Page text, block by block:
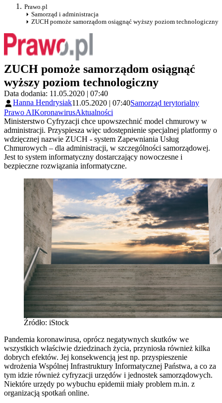
Prawo.pl
Samorząd i administracja
ZUCH pomoże samorządom osiągnąć wyższy poziom technologiczny
ZUCH pomoże samorządom osiągnąć
wyższy poziom technologiczny
Data dodania: 11.05.2020 | 07:40
Hanna Hendrysiak11.05.2020 | 07:40Samorząd terytorialny
Prawo AIKoronawirusAktualności
Ministerstwo Cyfryzacji chce upowszechnić model chmurowy w
administracji. Przyspiesza więc udostępnienie specjalnej platformy o
wdzięcznej nazwie ZUCH - system Zapewniania Usług
Chmurowych – dla administracji, w szczególności samorządowej.
Jest to system informatyczny dostarczający nowoczesne i
bezpieczne rozwiązania informatyczne.
Źródło: iStock
Pandemia koronawirusa, oprócz negatywnych skutków we
wszystkich właściwie dziedzinach życia, przyniosła również kilka
dobrych efektów. Jej konsekwencją jest np. przyspieszenie
wdrożenia Wspólnej Infrastruktury Informatycznej Państwa, a co za
tym idzie również cyfryzacji urzędów i jednostek samorządowych.
Niektóre urzędy po wybuchu epidemii miały problem m.in. z
organizacją spotkań online.